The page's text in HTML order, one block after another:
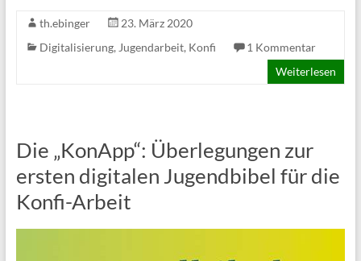
th.ebinger
23. März 2020
Digitalisierung, Jugendarbeit, Konfi
1 Kommentar
Weiterlesen
Die „KonApp“: Überlegungen zur
ersten digitalen Jugendbibel für die
Konfi-Arbeit